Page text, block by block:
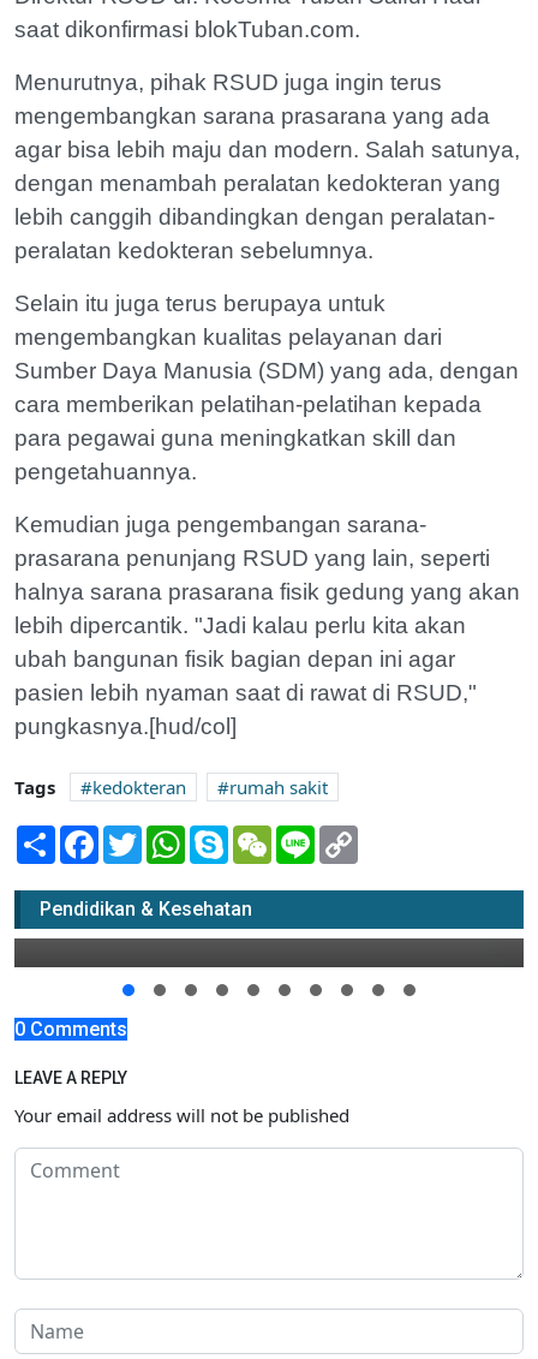
saat dikonfirmasi blokTuban.com.
Menurutnya, pihak RSUD juga ingin terus
mengembangkan sarana prasarana yang ada
agar bisa lebih maju dan modern. Salah satunya,
dengan menambah peralatan kedokteran yang
lebih canggih dibandingkan dengan peralatan-
peralatan kedokteran sebelumnya.
Selain itu juga terus berupaya untuk
mengembangkan kualitas pelayanan dari
Sumber Daya Manusia (SDM) yang ada, dengan
cara memberikan pelatihan-pelatihan kepada
para pegawai guna meningkatkan skill dan
pengetahuannya.
Kemudian juga pengembangan sarana-
prasarana penunjang RSUD yang lain, seperti
halnya sarana prasarana fisik gedung yang akan
lebih dipercantik. "Jadi kalau perlu kita akan
ubah bangunan fisik bagian depan ini agar
pasien lebih nyaman saat di rawat di RSUD,"
pungkasnya.[hud/col]
Tags kedokteran
rumah sakit
Share Facebook
TwitterWhatsApp
SkypeWeChatLine
Pendidikan & Kesehatan
P4GN Masuk Kurikulum Sekolah di Tuban
02 Oktober 2018 14:00
0 Comments
LEAVE A REPLY
Your email address will not be published